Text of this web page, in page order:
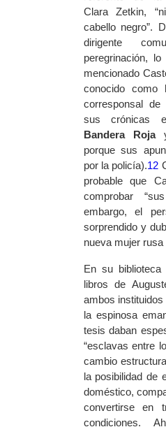
Clara Zetkin,
cabello negro”.
dirigente
peregrinación,
mencionado
conocido como
corresponsal de
sus crónicas
Bandera Rojay
porque sus
por la policía).12
probable que
comprobar
embargo, el
sorprendido y
nueva mujer rusa
En su
libros de
ambos
la espinosa
tesis daban
“esclavas entre
cambio
la posibilidad de
doméstico,
convertirse en
condiciones.